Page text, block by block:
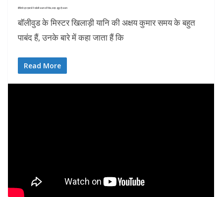
वीडियो: इन एक्टर्स ने खोली अक्षय की पोल, कहा- झूठा है अक्षय
बॉलीवुड के मिस्टर खिलाड़ी यानि की अक्षय कुमार समय के बहुत
पाबंद हैं, उनके बारे में कहा जाता हैं कि
Read More